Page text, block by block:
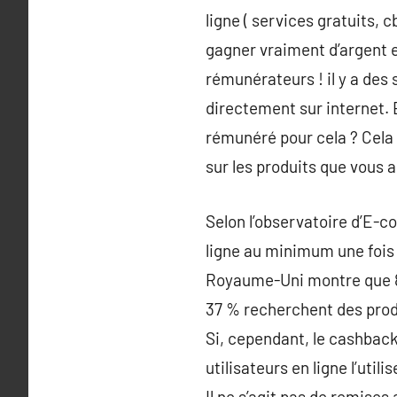
ligne ( services gratuits,
gagner vraiment
rémunérateurs ! il y a
directement sur internet.
rémunéré pour cela ?
sur les produits que vous
Selon l’observatoire d’E-
ligne au minimum une
Royaume-Uni montre que
37 % recherchent des
Si, cependant, le
utilisateurs en ligne